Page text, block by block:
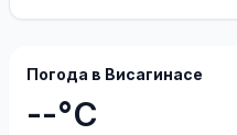
Погода в Висагинасе
--°C